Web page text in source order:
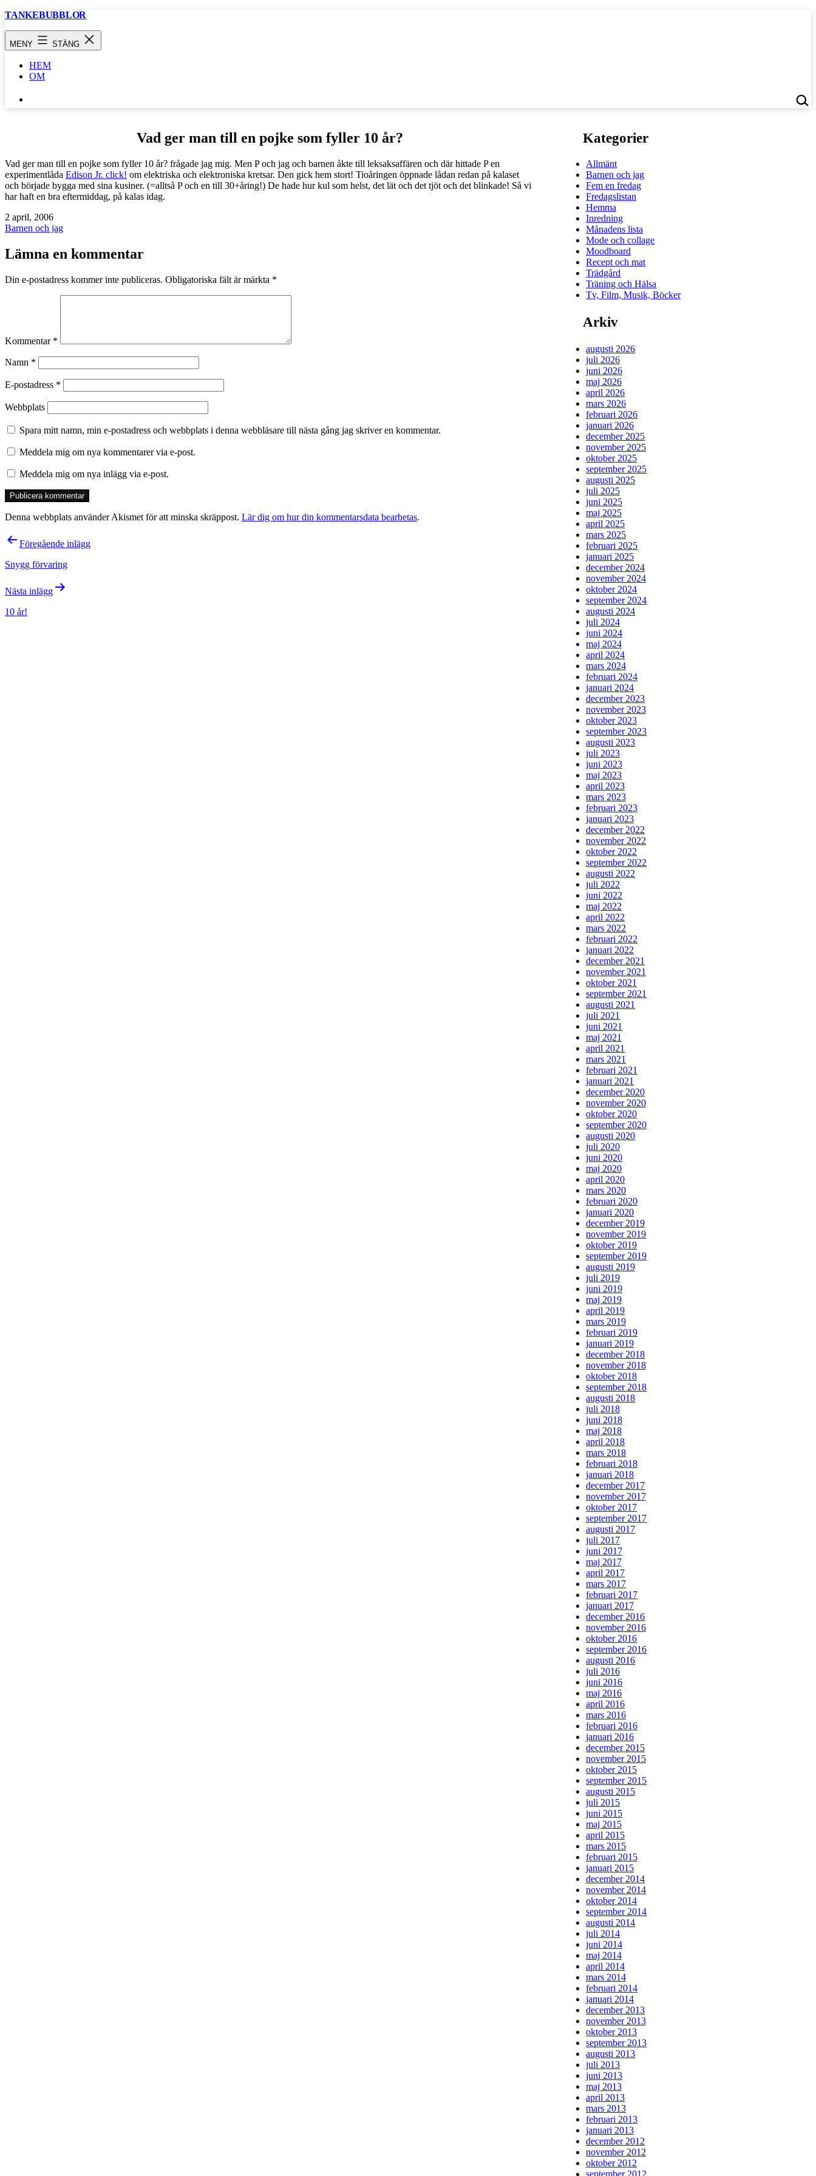
Hoppa
TANKEBUBBLOR
MENY STÄNG
HEM
OM
…
Vad ger man till en pojke som fyller 10 år?
Vad ger man till en pojke som fyller 10 år? frågade jag mig. Men P och jag och barnen åkte till leksaksaffären och där hittade P en
experimentlåda Edison Jr. click! om elektriska och elektroniska kretsar. Den gick hem stort! Tioåringen öppnade lådan redan på kalaset
och började bygga med sina kusiner. (=alltså P och en till 30+åring!) De hade hur kul som helst, det lät och det tjöt och det blinkade! Så vi
har haft en bra eftermiddag, på kalas idag.
Publicerat
den
2 april, 2006
Kategoriserat
Barnen och jag
Lämna en kommentar
Din e-postadress kommer inte publiceras. Obligatoriska fält är märkta *
Kommentar *
Namn *
E-postadress *
Webbplats
Spara mitt namn, min e-postadress och webbplats i denna webbläsare till nästa gång jag skriver en kommentar.
Meddela mig om nya kommentarer via e-post.
Meddela mig om nya inlägg via e-post.
Denna webbplats använder Akismet för att minska skräppost. Lär dig om hur din kommentarsdata bearbetas.
Inläggsnavigering
Föregående inlägg
Snygg förvaring
Nästa inlägg
10 år!
Kategorier
Allmänt
Barnen och jag
Fem en fredag
Fredagslistan
Hemma
Inredning
Månadens lista
Mode och collage
Moodboard
Recept och mat
Trädgård
Träning och Hälsa
Tv, Film, Musik, Böcker
Arkiv
augusti 2026
juli 2026
juni 2026
maj 2026
april 2026
mars 2026
februari 2026
januari 2026
december 2025
november 2025
oktober 2025
september 2025
augusti 2025
juli 2025
juni 2025
maj 2025
april 2025
mars 2025
februari 2025
januari 2025
december 2024
november 2024
oktober 2024
september 2024
augusti 2024
juli 2024
juni 2024
maj 2024
april 2024
mars 2024
februari 2024
januari 2024
december 2023
november 2023
oktober 2023
september 2023
augusti 2023
juli 2023
juni 2023
maj 2023
april 2023
mars 2023
februari 2023
januari 2023
december 2022
november 2022
oktober 2022
september 2022
augusti 2022
juli 2022
juni 2022
maj 2022
april 2022
mars 2022
februari 2022
januari 2022
december 2021
november 2021
oktober 2021
september 2021
augusti 2021
juli 2021
juni 2021
maj 2021
april 2021
mars 2021
februari 2021
januari 2021
december 2020
november 2020
oktober 2020
september 2020
augusti 2020
juli 2020
juni 2020
maj 2020
april 2020
mars 2020
februari 2020
januari 2020
december 2019
november 2019
oktober 2019
september 2019
augusti 2019
juli 2019
juni 2019
maj 2019
april 2019
mars 2019
februari 2019
januari 2019
december 2018
november 2018
oktober 2018
september 2018
augusti 2018
juli 2018
juni 2018
maj 2018
april 2018
mars 2018
februari 2018
januari 2018
december 2017
november 2017
oktober 2017
september 2017
augusti 2017
juli 2017
juni 2017
maj 2017
april 2017
mars 2017
februari 2017
januari 2017
december 2016
november 2016
oktober 2016
september 2016
augusti 2016
juli 2016
juni 2016
maj 2016
april 2016
mars 2016
februari 2016
januari 2016
december 2015
november 2015
oktober 2015
september 2015
augusti 2015
juli 2015
juni 2015
maj 2015
april 2015
mars 2015
februari 2015
januari 2015
december 2014
november 2014
oktober 2014
september 2014
augusti 2014
juli 2014
juni 2014
maj 2014
april 2014
mars 2014
februari 2014
januari 2014
december 2013
november 2013
oktober 2013
september 2013
augusti 2013
juli 2013
juni 2013
maj 2013
april 2013
mars 2013
februari 2013
januari 2013
december 2012
november 2012
oktober 2012
september 2012